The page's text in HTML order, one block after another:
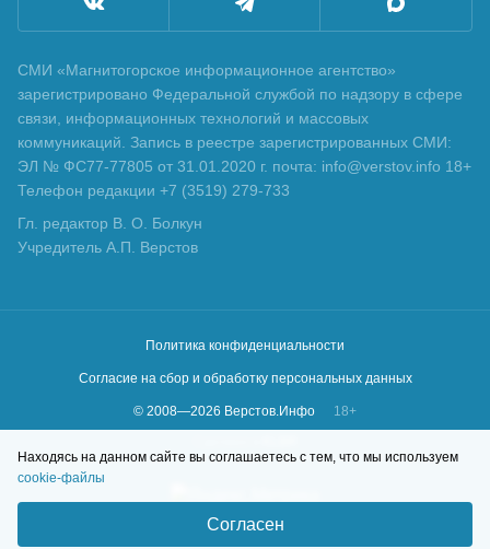
СМИ «Магнитогорское информационное агентство»
зарегистрировано Федеральной службой по надзору в сфере
связи, информационных технологий и массовых
коммуникаций. Запись в реестре зарегистрированных СМИ:
ЭЛ № ФС77-77805 от 31.01.2020 г. почта: info@verstov.info 18+
Телефон редакции +7 (3519) 279-733
Гл. редактор В. О. Болкун
Учредитель А.П. Верстов
Политика конфиденциальности
Согласие на сбор и обработку персональных данных
© 2008—2026 Верстов.Инфо
18+
Находясь на данном сайте вы соглашаетесь с тем, что мы используем
cookie-файлы
Согласен